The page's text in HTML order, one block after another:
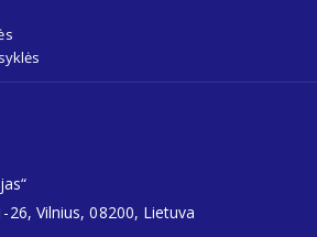
26, Vilnius, 08200, Lietuva